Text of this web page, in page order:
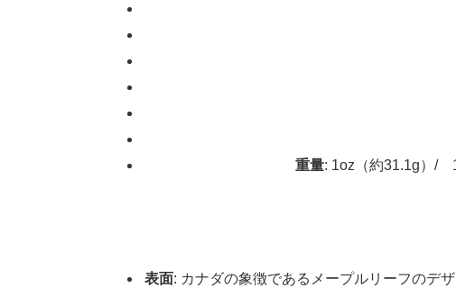
重量: 1oz（約31.1g）/
表面: カナダの象徴であるメープルリーフのデ